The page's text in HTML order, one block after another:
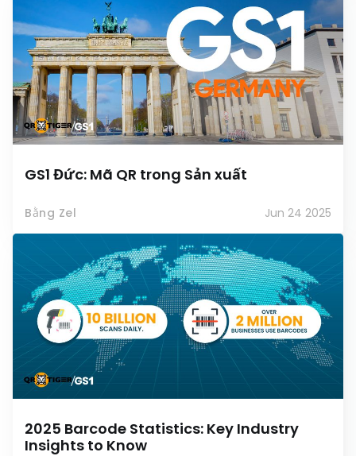
GS1 Đức: Mã QR trong Sản xuất
Bằng Zel Jun 24 2025
2025 Barcode Statistics: Key Industry
Insights to Know